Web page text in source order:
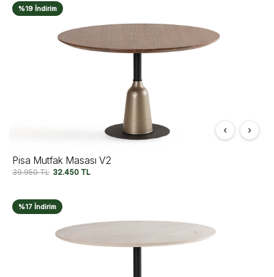
%19 İndirim
Pisa Mutfak Masası V2
39.950TL 32.450 TL
%17 İndirim